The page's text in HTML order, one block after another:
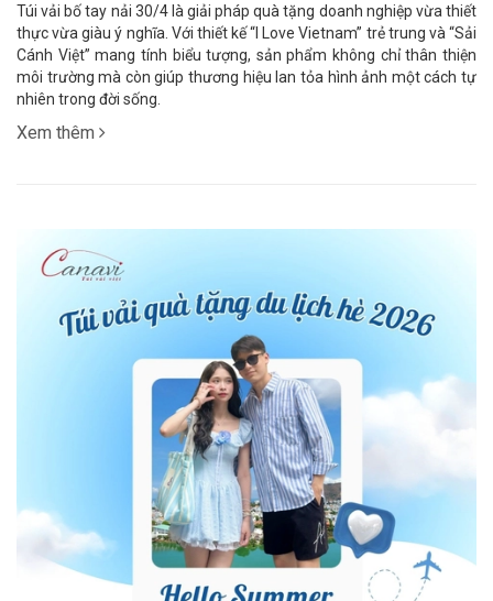
Túi vải bố tay nải 30/4 là giải pháp quà tặng doanh nghiệp vừa thiết
thực vừa giàu ý nghĩa. Với thiết kế “I Love Vietnam” trẻ trung và “Sải
Cánh Việt” mang tính biểu tượng, sản phẩm không chỉ thân thiện
môi trường mà còn giúp thương hiệu lan tỏa hình ảnh một cách tự
nhiên trong đời sống.
Xem thêm